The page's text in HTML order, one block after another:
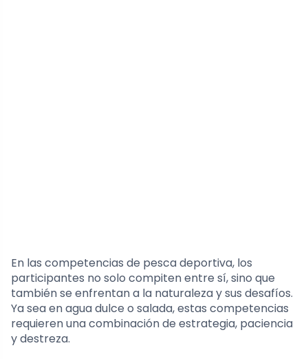
En las competencias de pesca deportiva, los
participantes no solo compiten entre sí, sino que
también se enfrentan a la naturaleza y sus desafíos.
Ya sea en agua dulce o salada, estas competencias
requieren una combinación de estrategia, paciencia
y destreza.